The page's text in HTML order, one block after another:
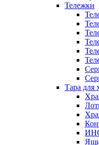
Тележки
Тара для